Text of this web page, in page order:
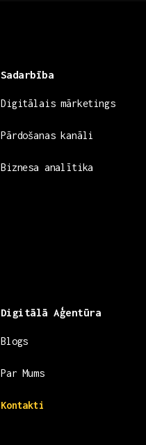
Sadarbība
Digitālais mārketings
Pārdošanas kanāli
Biznesa analītika
Digitālā Aģentūra
Blogs
Par Mums
Kontakti